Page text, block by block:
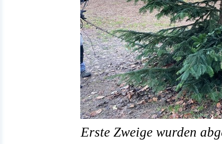
Erste Zweige wurden